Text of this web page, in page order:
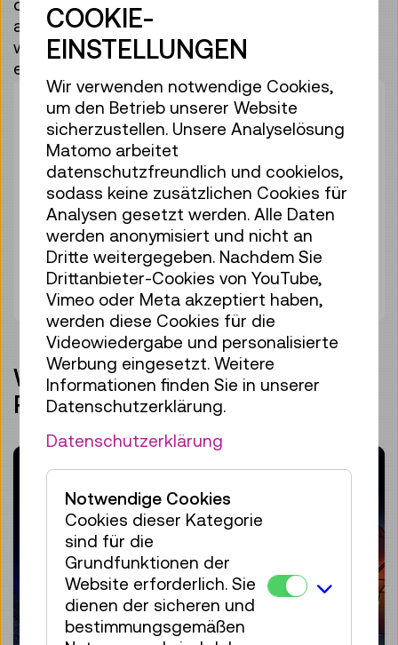
dabei gesammelten Daten gemeinsam
auszuwerten. Welche Daten gesammelt
werden sollen, wird sich erst im Prozess
entscheiden.
Kontakt
rocket@tmw.at
Workshops &
Veranstaltungen
Zum Kalender
WEITERE SCHWERPUNKTE DES
PROJEKTS
COOKIE-
EINSTELLUNGEN
Wir verwenden notwendige Cookies,
um den Betrieb unserer Website
sicherzustellen. Unsere Analyselösung
Matomo arbeitet
datenschutzfreundlich und cookielos,
sodass keine zusätzlichen Cookies für
Analysen gesetzt werden. Alle Daten
werden anonymisiert und nicht an
Dritte weitergegeben. Nachdem Sie
Drittanbieter-Cookies von YouTube,
Vimeo oder Meta akzeptiert haben,
werden diese Cookies für die
Videowiedergabe und personalisierte
Werbung eingesetzt. Weitere
Informationen finden Sie in unserer
Datenschutzerklärung.
Datenschutzerklärung
Notwendige Cookies
Cookies dieser Kategorie
sind für die
Grundfunktionen der
Website erforderlich. Sie
dienen der sicheren und
bestimmungsgemäßen